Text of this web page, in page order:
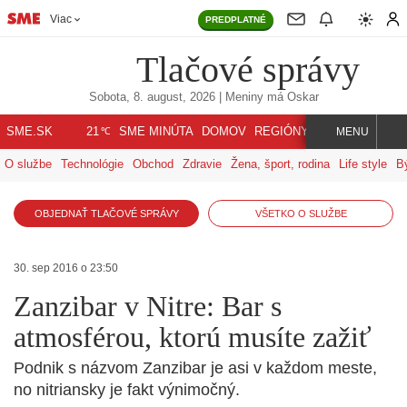
Viac PREDPLATNÉ
Tlačové správy
Sobota, 8. august, 2026| Meniny má Oskar
SME.SK 21℃ SME MINÚTA DOMOV REGIÓNY INDEX SVET
MENU
O službe Technológie Obchod Zdravie Žena, šport, rodina Life style
OBJEDNAŤ TLAČOVÉ SPRÁVY VŠETKO O SLUŽBE
30. sep 2016 o 23:50
Zanzibar v Nitre: Bar s
atmosférou, ktorú musíte zažiť
Podnik s názvom Zanzibar je asi v každom meste,
no nitriansky je fakt výnimočný.